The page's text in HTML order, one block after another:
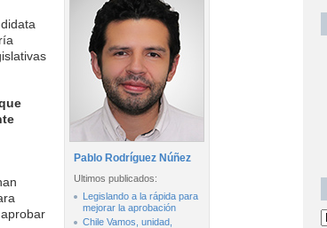
Pablo Rodríguez Núñez
Ultimos publicados:
Legislando a la rápida para
mejorar la aprobación
Chile Vamos, unidad,